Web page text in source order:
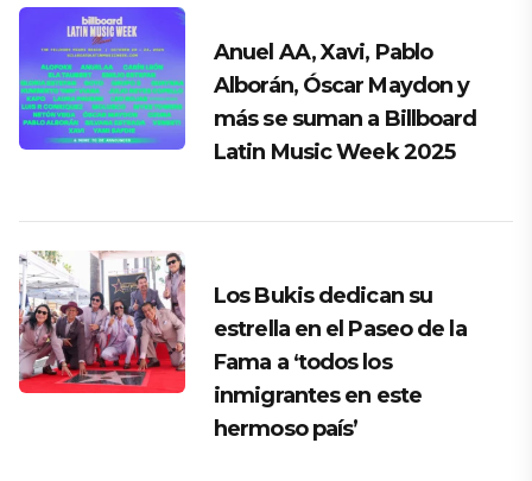
Anuel AA, Xavi, Pablo
Alborán, Óscar Maydon y
más se suman a Billboard
Latin Music Week 2025
Los Bukis dedican su
estrella en el Paseo de la
Fama a ‘todos los
inmigrantes en este
hermoso país’